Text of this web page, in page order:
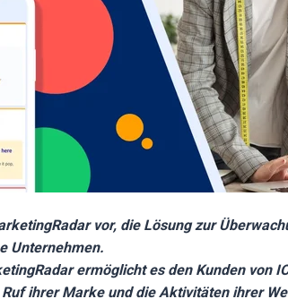
vor, die Lösung zur
Unternehmen.
ermöglicht es den Kunden von
ihrer Marke und die Aktivitäten ihrer